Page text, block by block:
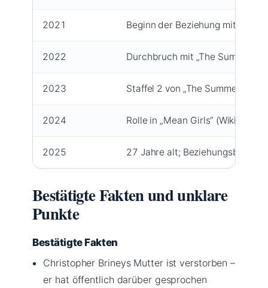
2021 Beginn der Beziehung mit
2022 Durchbruch mit „The Summer I
2023 Staffel 2 von „The Summer I
2024 Rolle in „Mean Girls“ (Wikipedia
2025 27 Jahre alt;
Bestätigte Fakten und unklare
Punkte
Bestätigte Fakten
Christopher Brineys Mutter ist verstorben –
er hat öffentlich darüber gesprochen